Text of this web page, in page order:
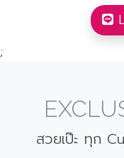
;
สวยเป๊ะ ทุก